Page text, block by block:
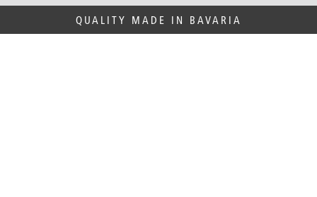
QUALITY MADE IN BAVARIA